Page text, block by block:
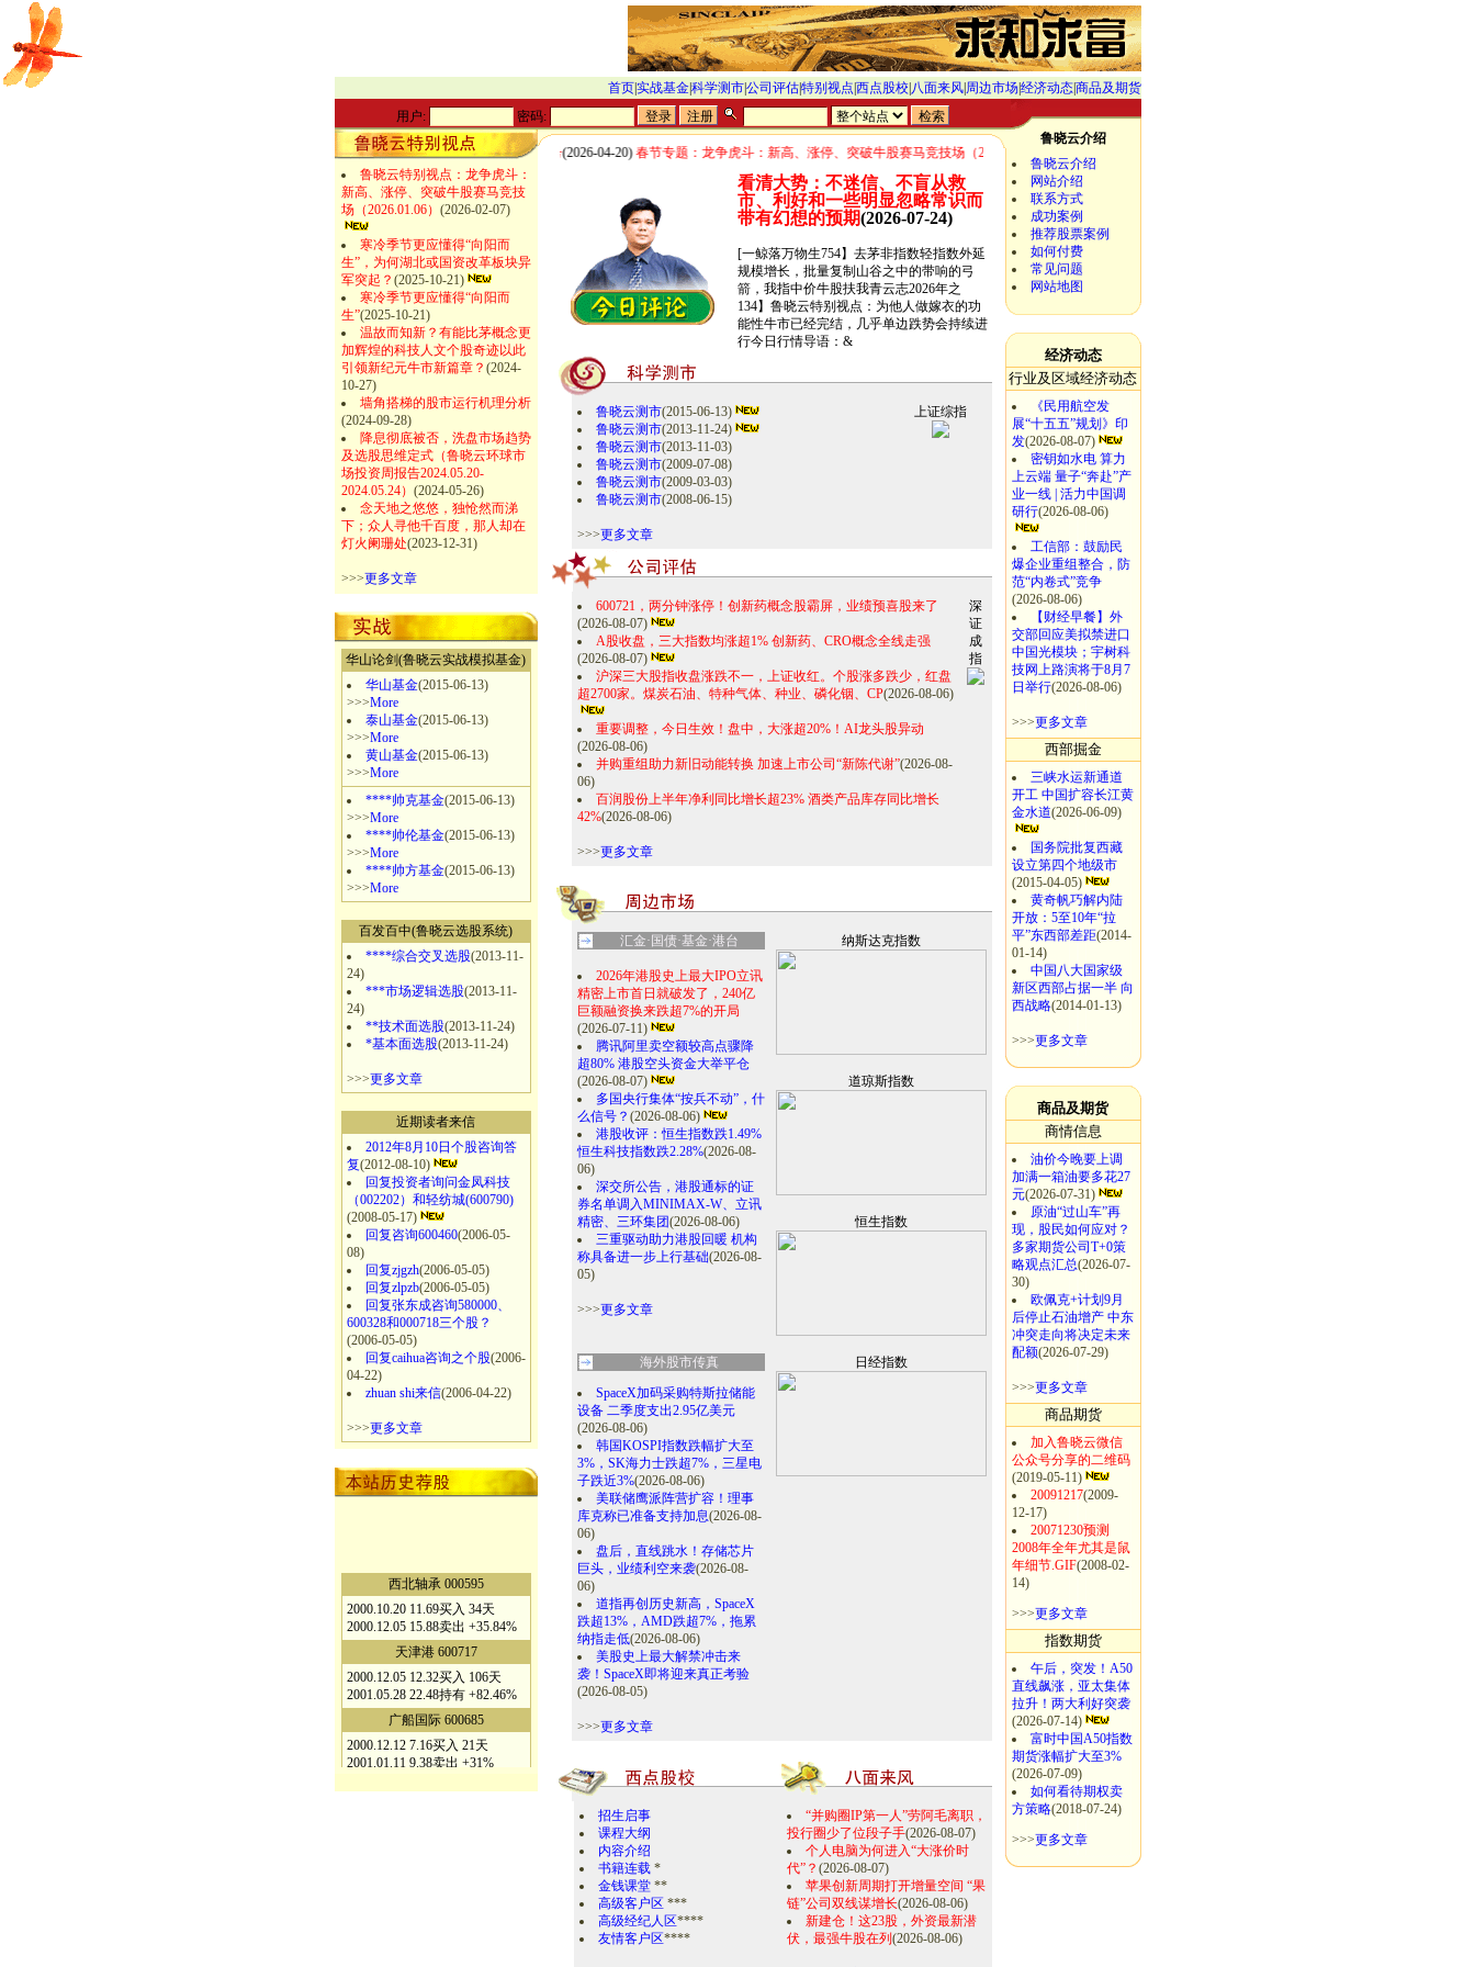
首页|实战基金|科学测市|公司评估|特别视点 西点股校| 八面来风| 周边市场|经济动态|商品及期货
用户:
密码:
鲁晓云特别视点：龙争虎斗：
新高、涨停、突破牛股赛马竞技
场（2026.01.06） (2026-02-07)
寒冷季节更应懂得“向阳而
生”，为何湖北或国资改革板块异
军突起？ (2025-10-21)
寒冷季节更应懂得“向阳而
生”(2025-10-21)
温故而知新？有能比茅概念更
加辉煌的科技人文个股奇迹以此
引领新纪元牛市新篇章？ (2024-
10-27)
墙角搭梯的股市运行机理分析
(2024-09-28)
降息彻底被否，洗盘市场趋势
及选股思维定式（鲁晓云环球市
场投资周报告2024.05.20-
2024.05.24） (2024-05-26)
念天地之悠悠，独怆然而涕
下；众人寻他千百度，那人却在
灯火阑珊处(2023-12-31)
>>>更多文章
华山论剑(鲁晓云实战模拟基金)
华山基金(2015-06-13)
>>>More
泰山基金(2015-06-13)
>>>More
黄山基金(2015-06-13)
>>>More
****帅克基金(2015-06-13)
>>>More
****帅伦基金(2015-06-13)
>>>More
****帅方基金(2015-06-13)
>>>More
百发百中(鲁晓云选股系统)
****综合交叉选股(2013-11-
24)
***市场逻辑选股(2013-11-
24)
**技术面选股(2013-11-24)
*基本面选股(2013-11-24)
>>>更多文章
近期读者来信
2012年8月10日个股咨询答
复(2012-08-10)
回复投资者询问金凤科技
（002202）和轻纺城(600790)
(2008-05-17)
回复咨询600460(2006-05-
08)
回复zjgzh(2006-05-05)
回复zlpzb(2006-05-05)
回复张东成咨询580000、
600328和000718三个股？
(2006-05-05)
回复caihua咨询之个股(2006-
04-22)
zhuan shi来信(2006-04-22)
>>>更多文章
西北轴承 000595
2000.10.20 11.69买入 34天
2000.12.05 15.88卖出 +35.84%
天津港 600717
2000.12.05 12.32买入 106天
2001.05.28 22.48持有 +82.46%
广船国际 600685
2000.12.12 7.16买入 21天
2001.01.11 9.38卖出 +31%
本站公告 网站备案许可证号(2026-04-20)春节专题：龙争虎斗：新高、涨停、突破牛股赛马竞技场（2026.02.13）
看清大势：不迷信、不盲从救
市、利好和一些明显忽略常识而
带有幻想的预期(2026-07-24)
[一鲸落万物生754】去茅非指数轻指数外延
规模增长，批量复制山谷之中的带响的弓
箭，我指中价牛股扶我青云志2026年之
134】鲁晓云特别视点：为他人做嫁衣的功
能性牛市已经完结，几乎单边跌势会持续进
行今日行情导语：&
鲁晓云测市(2015-06-13)
鲁晓云测市(2013-11-24)
鲁晓云测市(2013-11-03)
鲁晓云测市(2009-07-08)
鲁晓云测市(2009-03-03)
鲁晓云测市(2008-06-15)
>>>更多文章
上证综指
600721，两分钟涨停！创新药概念股霸屏，业绩预喜股来了
(2026-08-07)
A股收盘，三大指数均涨超1% 创新药、CRO概念全线走强
(2026-08-07)
沪深三大股指收盘涨跌不一，上证收红。个股涨多跌少，红盘
超2700家。煤炭石油、特种气体、种业、磷化铟、CP(2026-08-06)
重要调整，今日生效！盘中，大涨超20%！AI龙头股异动
(2026-08-06)
并购重组助力新旧动能转换 加速上市公司“新陈代谢”(2026-08-
06)
百润股份上半年净利同比增长超23% 酒类产品库存同比增长
42%(2026-08-06)
>>>更多文章
深
证
成
指
汇金·国债·基金·港台
2026年港股史上最大IPO立讯
精密上市首日就破发了，240亿
巨额融资换来跌超7%的开局
(2026-07-11)
腾讯阿里卖空额较高点骤降
超80% 港股空头资金大举平仓
(2026-08-07)
多国央行集体“按兵不动”，什
么信号？ (2026-08-06)
港股收评：恒生指数跌1.49%
恒生科技指数跌2.28%(2026-08-
06)
深交所公告，港股通标的证
券名单调入MINIMAX-W、立讯
精密、三环集团(2026-08-06)
三重驱动助力港股回暖 机构
称具备进一步上行基础(2026-08-
05)
>>>更多文章
海外股市传真
SpaceX加码采购特斯拉储能
设备 二季度支出2.95亿美元
(2026-08-06)
韩国KOSPI指数跌幅扩大至
3%，SK海力士跌超7%，三星电
子跌近3%(2026-08-06)
美联储鹰派阵营扩容！理事
库克称已准备支持加息(2026-08-
06)
盘后，直线跳水！存储芯片
巨头，业绩利空来袭(2026-08-
06)
道指再创历史新高，SpaceX
跌超13%，AMD跌超7%，拖累
纳指走低(2026-08-06)
美股史上最大解禁冲击来
袭！SpaceX即将迎来真正考验
(2026-08-05)
>>>更多文章
纳斯达克指数
道琼斯指数
恒生指数
日经指数
招生启事
课程大纲
内容介绍
书籍连载*
金钱课堂**
高级客户区 ***
高级经纪人区****
友情客户区****
“并购圈IP第一人”劳阿毛离职，
投行圈少了位段子手(2026-08-07)
个人电脑为何进入“大涨价时
代”？ (2026-08-07)
苹果创新周期打开增量空间 “果
链”公司双线谋增长(2026-08-06)
新建仓！这23股，外资最新潜
伏，最强牛股在列 (2026-08-06)
鲁晓云介绍
鲁晓云介绍
网站介绍
联系方式
成功案例
推荐股票案例
如何付费
常见问题
网站地图
经济动态
行业及区域经济动态
《民用航空发
展“十五五”规划》印
发(2026-08-07)
密钥如水电 算力
上云端 量子“奔赴”产
业一线 | 活力中国调
研行(2026-08-06)
工信部：鼓励民
爆企业重组整合，防
范“内卷式”竞争
(2026-08-06)
【财经早餐】外
交部回应美拟禁进口
中国光模块；宇树科
技网上路演将于8月7
日举行(2026-08-06)
>>>更多文章
西部掘金
三峡水运新通道
开工 中国扩容长江黄
金水道(2026-06-09)
国务院批复西藏
设立第四个地级市
(2015-04-05)
黄奇帆巧解内陆
开放：5至10年“拉
平”东西部差距(2014-
01-14)
中国八大国家级
新区西部占据一半 向
西战略(2014-01-13)
>>>更多文章
商品及期货
商情信息
油价今晚要上调
加满一箱油要多花27
元(2026-07-31)
原油“过山车”再
现，股民如何应对？
多家期货公司T+0策
略观点汇总(2026-07-
30)
欧佩克+计划9月
后停止石油增产 中东
冲突走向将决定未来
配额(2026-07-29)
>>>更多文章
商品期货
加入鲁晓云微信
公众号分享的二维码
(2019-05-11)
20091217(2009-
12-17)
20071230预测
2008年全年尤其是鼠
年细节.GIF(2008-02-
14)
>>>更多文章
指数期货
午后，突发！A50
直线飙涨，亚太集体
拉升！两大利好突袭
(2026-07-14)
富时中国A50指数
期货涨幅扩大至3%
(2026-07-09)
如何看待期权卖
方策略(2018-07-24)
>>>更多文章